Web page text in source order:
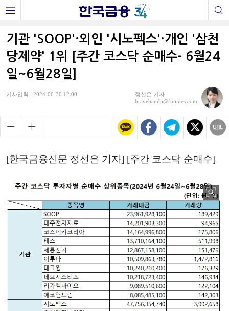
기관 'SOOP'·외인 '시노펙스'·개인 '삼천
당제약' 1위 [주간 코스닥 순매수- 6월24
일~6월28일]
기사입력 : 2024-06-30 12:00
정선은 기자
bravebambi@fntimes.com
[한국금융신문 정선은 기자] [주간 코스닥 순매수]